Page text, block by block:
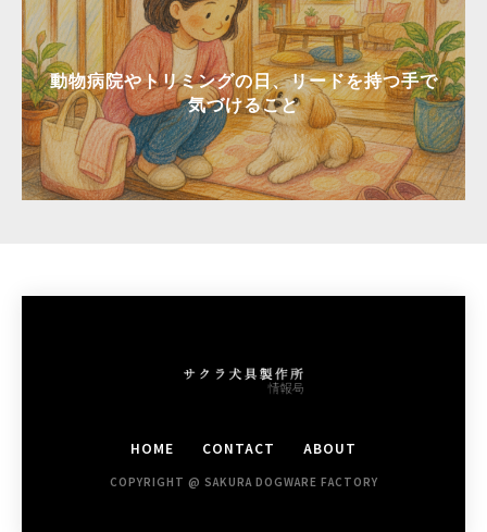
動物病院やトリミングの日、リードを持つ手で
気づけること
HOME CONTACT ABOUT
COPYRIGHT @ SAKURA DOGWARE FACTORY